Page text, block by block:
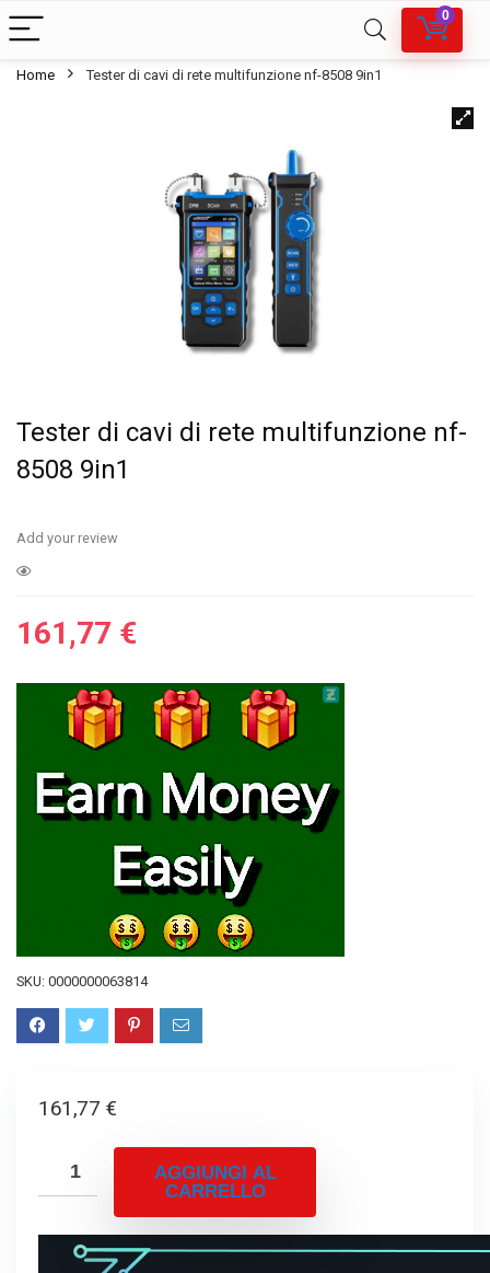
0
Home Tester di cavi di rete multifunzione nf-8508 9in1
Tester di cavi di rete multifunzione nf-
8508 9in1
Add your review
161,77 €
SKU: 0000000063814
161,77 €
AGGIUNGI AL
CARRELLO